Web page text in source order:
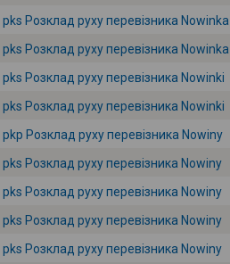
pks Розклад руху перевізника Nowinka
pks Розклад руху перевізника Nowinka
pks Розклад руху перевізника Nowinki
pks Розклад руху перевізника Nowinki
pkp Розклад руху перевізника Nowiny
pks Розклад руху перевізника Nowiny
pks Розклад руху перевізника Nowiny
pks Розклад руху перевізника Nowiny
pks Розклад руху перевізника Nowiny